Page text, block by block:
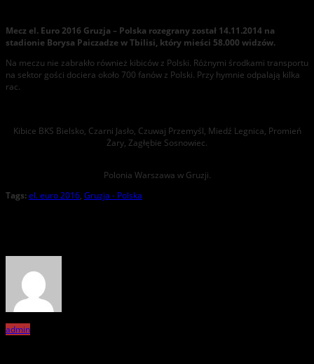
Mecz el. Euro 2016 Gruzja – Polska rozegrany został 14.11.2014 na
stadionie Borysa Paiczadze w Tbilisi, który mieści 58.000 widzów.
Na meczu nie zabrakło również kibiców z Polski. Różnymi środkami transportu
na sektor gości dociera około 700 fanów z Polski. Przy hymnie odpalają kilka
rac.
Kibice BKS Bielsko, Czarni Jasło, Czuwaj Przemyśl, Miedź Legnica, Promień
Żary, Zagłębie Sosnowiec.
Polonia Warszawa w Gruzji.
Tags:el. euro 2016, Gruzja - Polska
admin